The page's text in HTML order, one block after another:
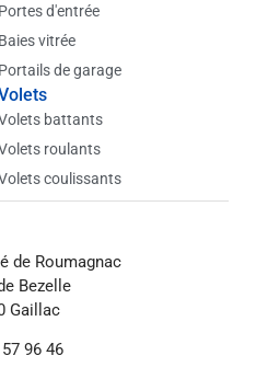
Portes d'entrée
Baies vitrée
Portails de garage
battants
roulants
coulissants
de Roumagnac
Bezelle
Gaillac
96 46